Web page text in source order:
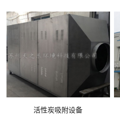
活性炭吸附设备